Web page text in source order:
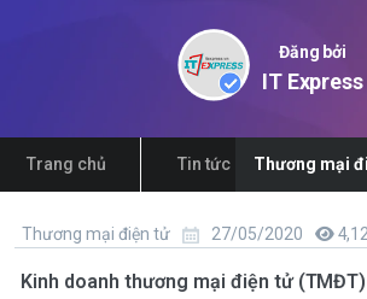
Đăng bởi
IT Express
Trang chủ Tin tức Thương mại
Thương mại điện tử 27/05/2020
Kinh doanh thương mại điện tử